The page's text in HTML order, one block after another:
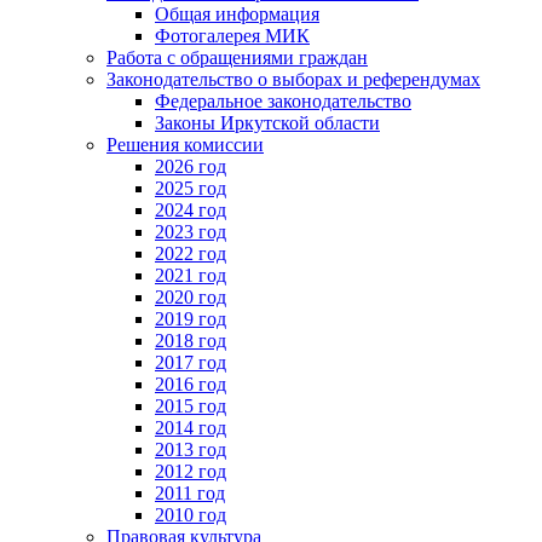
Общая информация
Фотогалерея МИК
Работа с обращениями граждан
Законодательство о выборах и референдумах
Федеральное законодательство
Законы Иркутской области
Решения комиссии
2026 год
2025 год
2024 год
2023 год
2022 год
2021 год
2020 год
2019 год
2018 год
2017 год
2016 год
2015 год
2014 год
2013 год
2012 год
2011 год
2010 год
Правовая культура